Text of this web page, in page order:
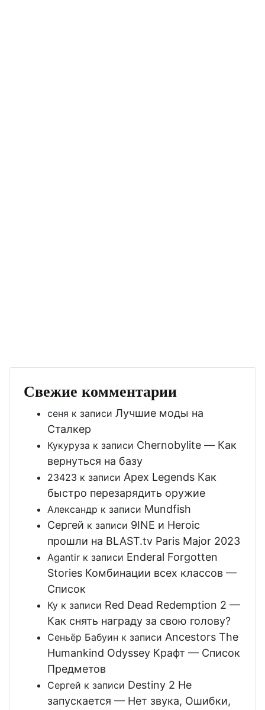
Свежие комментарии
сеня к записи Лучшие моды на
Сталкер
Кукуруза к записи Chernobylite — Как
вернуться на базу
23423 к записи Apex Legends Как
быстро перезарядить оружие
Александр к записи Mundfish
Сергей к записи 9INE и Heroic
прошли на BLAST.tv Paris Major 2023
Agantir к записи Enderal Forgotten
Stories Комбинации всех классов —
Список
Ку к записи Red Dead Redemption 2 —
Как снять награду за свою голову?
Сеньёр Бабуин к записи Ancestors The
Humankind Odyssey Крафт — Список
Предметов
Сергей к записи Destiny 2 Не
запускается — Нет звука, Ошибки,